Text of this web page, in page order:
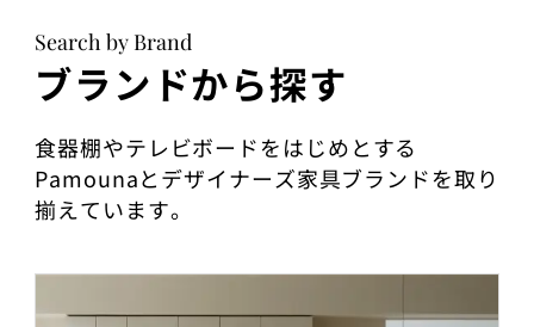
Search by Brand
ブランドから探す
食器棚やテレビボードをはじめとする
Pamounaとデザイナーズ家具ブランドを取り
揃えています。